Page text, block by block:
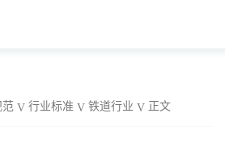
范 行业标准 铁道行业 正文